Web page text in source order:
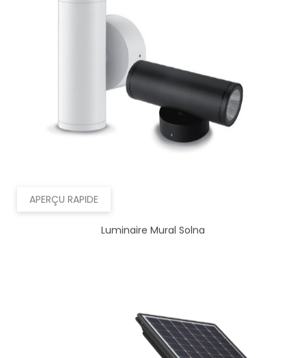
Luminaire Mural Solna